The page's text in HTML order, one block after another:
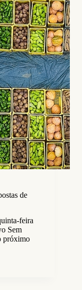
de
feira
Sem
próximo